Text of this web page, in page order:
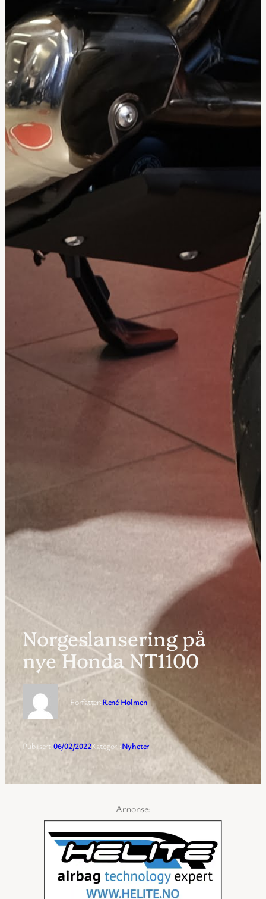
Norgeslansering på
nye Honda NT1100
Forfatter:René Holmen
Publisert:06/02/2022Kategori:Nyheter